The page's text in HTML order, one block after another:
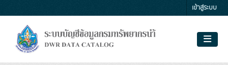
เข้าสู่ระบบ